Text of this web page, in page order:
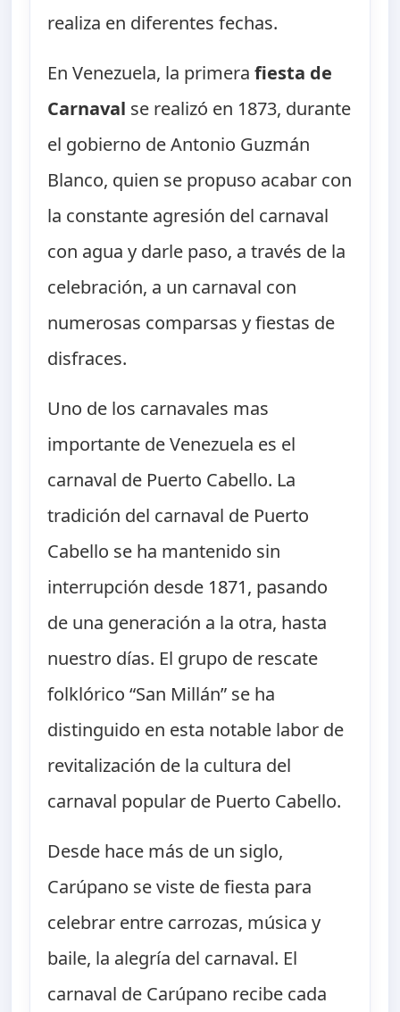
realiza en diferentes fechas.
En Venezuela, la primerafiesta de
Carnaval se realizó en 1873, durante
el gobierno de Antonio Guzmán
Blanco, quien se propuso acabar con
la constante agresión del carnaval
con agua y darle paso, a través de la
celebración, a un carnaval con
numerosas comparsas y fiestas de
disfraces.
Uno de los carnavales mas
importante de Venezuela es el
carnaval de Puerto Cabello. La
tradición del carnaval de Puerto
Cabello se ha mantenido sin
interrupción desde 1871, pasando
de una generación a la otra, hasta
nuestro días. El grupo de rescate
folklórico “San Millán” se ha
distinguido en esta notable labor de
revitalización de la cultura del
carnaval popular de Puerto Cabello.
Desde hace más de un siglo,
Carúpano se viste de fiesta para
celebrar entre carrozas, música y
baile, la alegría del carnaval. El
carnaval de Carúpano recibe cada